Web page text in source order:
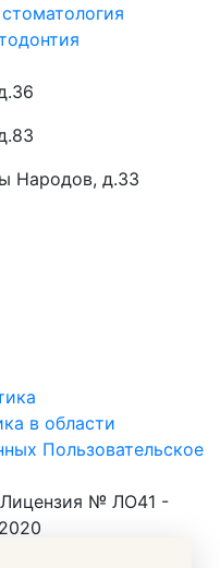
Народов, д.33
в области
Пользовательское
№ ЛО41 -